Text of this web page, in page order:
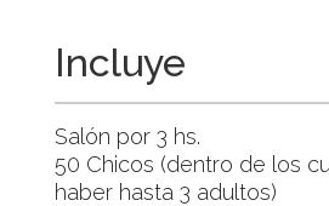
Incluye
Salón por 3 hs.
50 Chicos (dentro de los
haber hasta 3 adultos)